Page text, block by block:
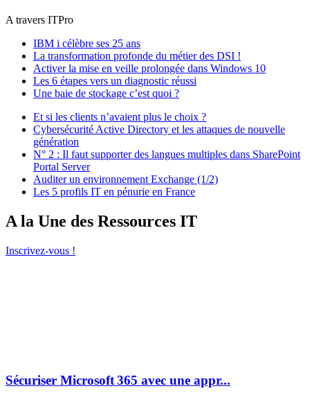
A travers ITPro
IBM i célèbre ses 25 ans
La transformation profonde du métier des DSI !
Activer la mise en veille prolongée dans Windows 10
Les 6 étapes vers un diagnostic réussi
Une baie de stockage c’est quoi ?
Et si les clients n’avaient plus le choix ?
Cybersécurité Active Directory et les attaques de nouvelle
génération
N° 2 : Il faut supporter des langues multiples dans SharePoint
Portal Server
Auditer un environnement Exchange (1/2)
Les 5 profils IT en pénurie en France
A la Une des Ressources IT
Inscrivez-vous !
Sécuriser Microsoft 365 avec une appr...